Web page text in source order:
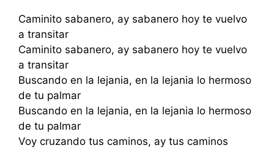
Caminito sabanero, ay sabanero hoy te vuelvo
a transitar
Caminito sabanero, ay sabanero hoy te vuelvo
a transitar
Buscando en la lejania, en la lejania lo hermoso
de tu palmar
Buscando en la lejania, en la lejania lo hermoso
de tu palmar
Voy cruzando tus caminos, ay tus caminos